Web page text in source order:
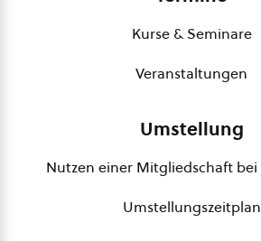
Kurse & Seminare
Veranstaltungen
Umstellung
Nutzen einer Mitgliedschaft bei
Umstellungszeitplan